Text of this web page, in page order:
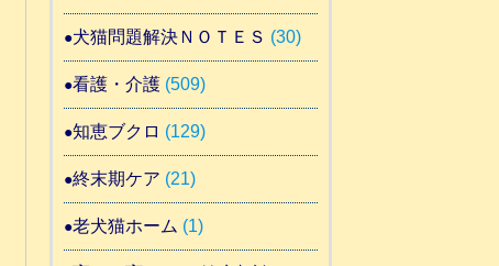
犬猫問題解決ＮＯＴＥＳ (30)
看護・介護(509)
知恵ブクロ (129)
終末期ケア (21)
老犬猫ホーム (1)